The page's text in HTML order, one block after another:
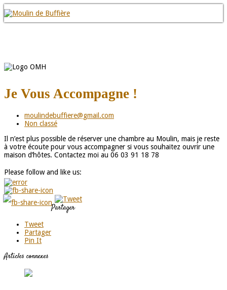
Je Vous Accompagne !
moulindebuffiere@gmail.com
Non classé
Il n’est plus possible de réserver une chambre au Moulin, mais je reste
à votre écoute pour vous accompagner si vous souhaitez ouvrir une
maison d’hôtes. Contactez moi au 06 03 91 18 78
Please follow and like us:
Partager
Tweet
Partager
Pin It
Articles connexes